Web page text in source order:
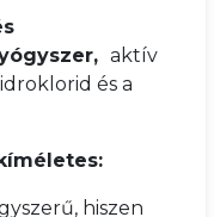
aktív
és a
hiszen